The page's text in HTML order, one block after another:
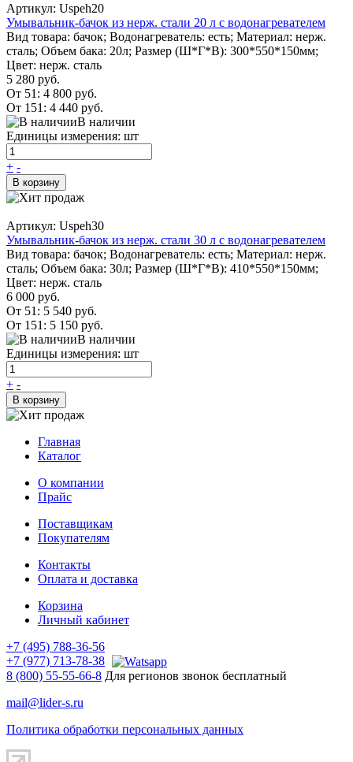
Артикул: Uspeh20
Умывальник-бачок из нерж. стали 20 л с водонагревателем
Вид товара: бачок; Водонагреватель: есть; Материал: нерж.
сталь; Объем бака: 20л; Размер (Ш*Г*В): 300*550*150мм;
Цвет: нерж. сталь
5 280 руб.
От 51: 4 800 руб.
От 151: 4 440 руб.
В наличии
Единицы измерения: шт
+ -
В корзину
Артикул: Uspeh30
Умывальник-бачок из нерж. стали 30 л с водонагревателем
Вид товара: бачок; Водонагреватель: есть; Материал: нерж.
сталь; Объем бака: 30л; Размер (Ш*Г*В): 410*550*150мм;
Цвет: нерж. сталь
6 000 руб.
От 51: 5 540 руб.
От 151: 5 150 руб.
В наличии
Единицы измерения: шт
+ -
В корзину
Главная
Каталог
О компании
Прайс
Поставщикам
Покупателям
Контакты
Оплата и доставка
Корзина
Личный кабинет
+7 (495) 788-36-56
+7 (977) 713-78-38
8 (800) 55-55-66-8 Для регионов звонок бесплатный
mail@lider-s.ru
Политика обработки персональных данных